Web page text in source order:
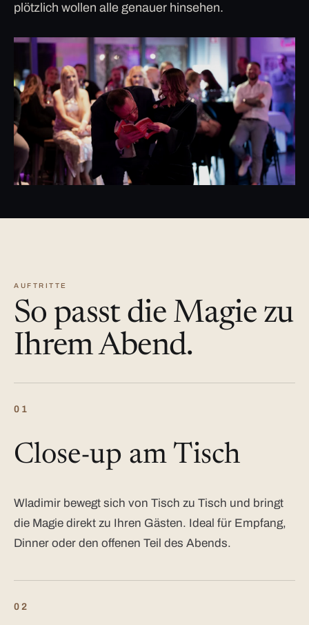
plötzlich wollen alle genauer hinsehen.
AUFTRITTE
So passt die Magie zu
Ihrem Abend.
01
Close-up am Tisch
Wladimir bewegt sich von Tisch zu Tisch und bringt
die Magie direkt zu Ihren Gästen. Ideal für Empfang,
Dinner oder den offenen Teil des Abends.
02